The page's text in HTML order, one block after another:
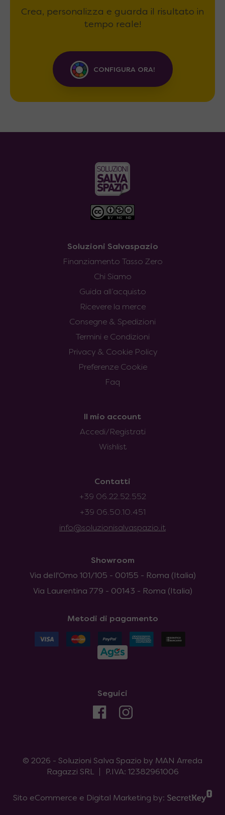
Crea, personalizza e guarda il risultato in
tempo reale!
CONFIGURA ORA!
Soluzioni Salvaspazio
Finanziamento Tasso Zero
Chi Siamo
Guida all’acquisto
Ricevere la merce
Consegne & Spedizioni
Termini e Condizioni
Privacy & Cookie Policy
Preferenze Cookie
Faq
Il mio account
Accedi/Registrati
Wishlist
Contatti
+39 06.22.52.552
+39 06.50.10.451
info@soluzionisalvaspazio.it
Showroom
Via dell'Omo 101/105 - 00155 - Roma (Italia)
Via Laurentina 779 - 00143 - Roma (Italia)
Metodi di pagamento
Seguici
© 2026 - Soluzioni Salva Spazio by MAN Arreda
Ragazzi SRL
P.IVA: 12382961006
Sito eCommerce e Digital Marketing by: